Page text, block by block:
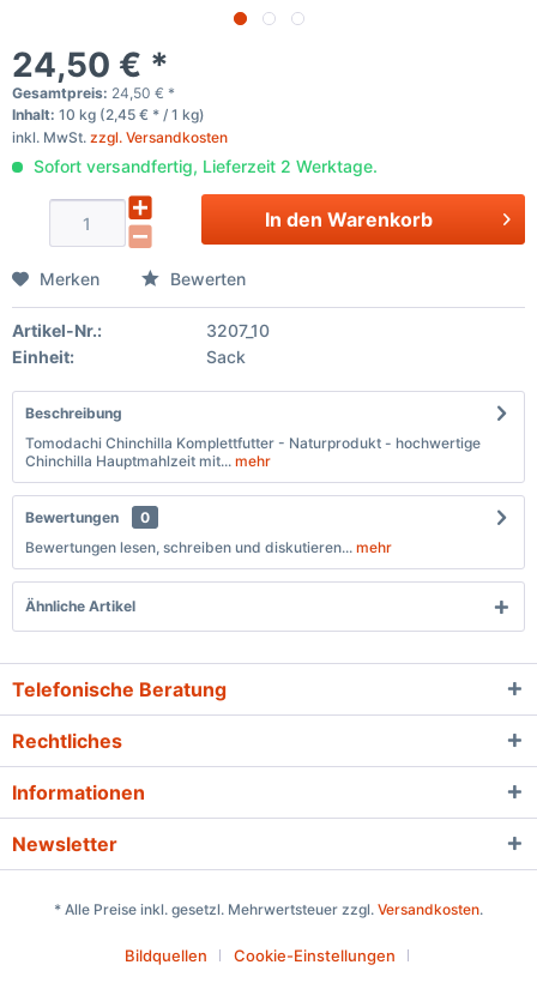
24,50 € *
Gesamtpreis: 24,50 € *
Inhalt: 10 kg (2,45 € * / 1 kg)
inkl. MwSt. zzgl. Versandkosten
Sofort versandfertig, Lieferzeit 2 Werktage.
In den Warenkorb
Merken Bewerten
Artikel-Nr.:
3207_10
Einheit:
Sack
Beschreibung
Tomodachi Chinchilla Komplettfutter - Naturprodukt - hochwertige
Chinchilla Hauptmahlzeit mit... mehr
Bewertungen
0
Bewertungen lesen, schreiben und diskutieren... mehr
Ähnliche Artikel
Telefonische Beratung
Rechtliches
Informationen
Newsletter
* Alle Preise inkl. gesetzl. Mehrwertsteuer zzgl. Versandkosten.
Bildquellen Cookie-Einstellungen